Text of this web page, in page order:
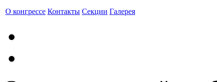
О конгрессе Контакты Секции Галерея